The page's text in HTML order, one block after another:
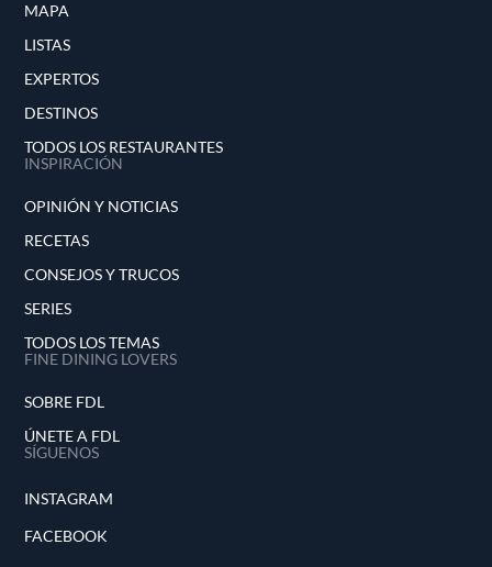
MAPA
LISTAS
EXPERTOS
DESTINOS
TODOS LOS RESTAURANTES
INSPIRACIÓN
OPINIÓN Y NOTICIAS
RECETAS
CONSEJOS Y TRUCOS
SERIES
TODOS LOS TEMAS
FINE DINING LOVERS
SOBRE FDL
ÚNETE A FDL
SÍGUENOS
INSTAGRAM
FACEBOOK